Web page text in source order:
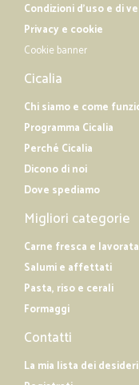
Condizioni d'uso e di
Privacy e cookie
Cookie banner
Cicalia
Chi siamo e come
Programma Cicalia
Perché Cicalia
Dicono di noi
Dove spediamo
Migliori categorie
Carne fresca e lavorata
Salumi e affettati
Pasta, riso e cerali
Formaggi
Contatti
La mia lista dei desideri